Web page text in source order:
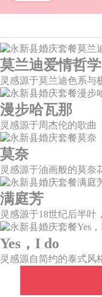
莫兰迪爱情哲学
漫步哈瓦那
莫奈
满庭芳
Yes，I do